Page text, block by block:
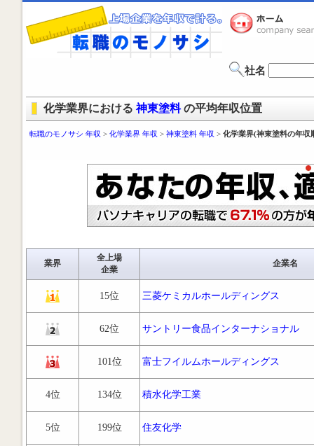
社名
化学業界における神東塗料の平均年収位置
転職のモノサシ 年収 > 化学業界 年収 > 神東塗料 年収 > 化学業界(神東塗料の年収
業界
全上場
企業
企業名
15位 三菱ケミカルホールディングス
62位 サントリー食品インターナショナル
101位 富士フイルムホールディングス
4位 134位 積水化学工業
5位 199位 住友化学